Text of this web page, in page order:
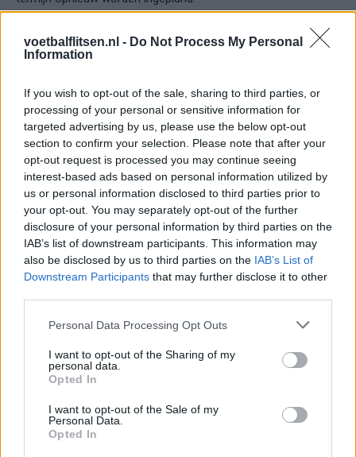
voetbalflitsen.nl - Do Not Process My Personal
Information
If you wish to opt-out of the sale, sharing to third parties, or
processing of your personal or sensitive information for
targeted advertising by us, please use the below opt-out
section to confirm your selection. Please note that after your
opt-out request is processed you may continue seeing
interest-based ads based on personal information utilized by
us or personal information disclosed to third parties prior to
your opt-out. You may separately opt-out of the further
disclosure of your personal information by third parties on the
IAB’s list of downstream participants. This information may
also be disclosed by us to third parties on the IAB’s List of
Downstream Participants that may further disclose it to other
Personal Data Processing Opt Outs
I want to opt-out of the Sharing of my
personal data.
Opted In
I want to opt-out of the Sale of my
Personal Data.
Opted In
Meer duidelijkheid volgt later
nog geen definitief besluit genomen. De KNVB en clubs
houden de weersontwikkelingen nauwlettend in de gaten en
staan in contact met lokale autoriteiten.
Of er de komende dagen nog meer wedstrijden uit het
programma verdwijnen, zal afhangen van de
weersverwachting en de veiligheidssituatie rond de stadions
en verwezen wordt naarsupporters- en reisadvies bij
winterweer.
Ajax richt pijlen op Marokkaanse WK-sensatie
Steven Berghuis zorgt voor ophef na harde
Dit houdt de transfer van Marc-André ter Stegen